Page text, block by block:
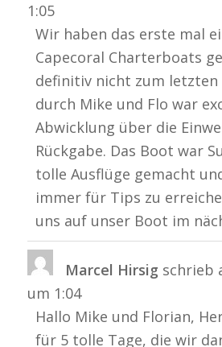
1:05
Wir haben das erste mal
Capecoral Charterboats
definitiv nicht zum letzten
durch Mike und Flo war
Abwicklung über die
Rückgabe. Das Boot war
tolle Ausflüge gemacht
immer für Tips zu
uns auf unser Boot im
Marcel Hirsig schrieb
um 1:04
Hallo Mike und Florian,
für 5 tolle Tage, die wir